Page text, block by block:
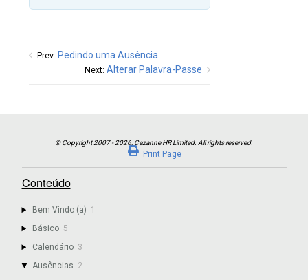
Prev: Pedindo uma Ausência
Next: Alterar Palavra-Passe
Conteúdo
Bem Vindo (a) 1
Básico 5
Calendário 3
Ausências 2
Print Page